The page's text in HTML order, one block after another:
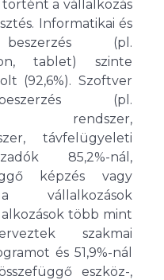
a vállalkozás
Informatikai és
beszerzés (pl.
tablet) szinte
(92,6%). Szoftver
(pl.
rendszer,
távfelügyeleti
85,2%-nál,
képzés vagy
több mint
szakmai
és 51,9%-nál
eszköz-,